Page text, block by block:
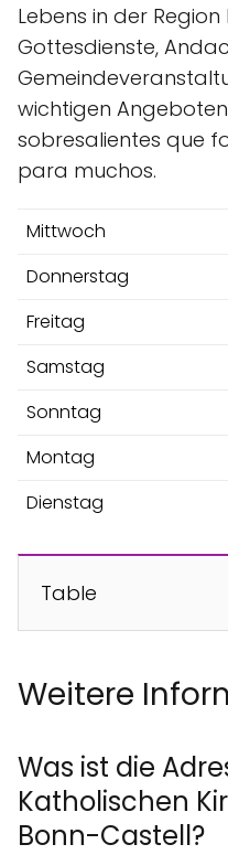
Lebens in der Region
Gottesdienste,
wichtigen
sobresalientes que
para muchos.
Mittwoch
Donnerstag
Freitag
Samstag
Sonntag
Montag
Dienstag
Table
Weitere
Was ist die
Katholischen
Bonn-Castell?